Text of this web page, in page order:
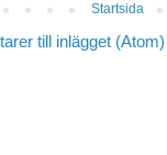
Startsida
till inlägget (Atom)